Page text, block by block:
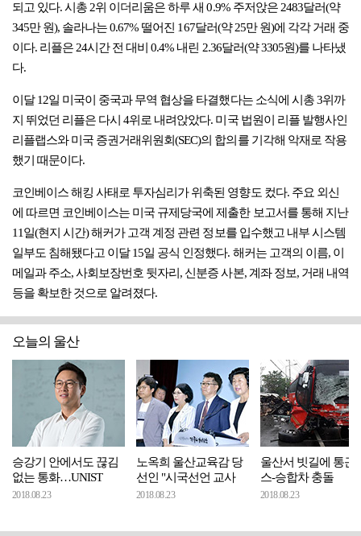
되고 있다. 시총 2위 이더리움은 하루 새 0.9% 주저앉은 2483달러(약
345만 원), 솔라나는 0.67% 떨어진 167달러(약 25만 원)에 각각 거래 중
이다. 리플은 24시간 전 대비 0.4% 내린 2.36달러(약 3305원)를 나타냈
다.
이달 12일 미국이 중국과 무역 협상을 타결했다는 소식에 시총 3위까
지 뛰었던 리플은 다시 4위로 내려앉았다. 미국 법원이 리플 발행사인
리플랩스와 미국 증권거래위원회(SEC)의 합의를 기각해 악재로 작용
했기 때문이다.
코인베이스 해킹 사태로 투자심리가 위축된 영향도 컸다. 주요 외신
에 따르면 코인베이스는 미국 규제당국에 제출한 보고서를 통해 지난
11일(현지 시간) 해커가 고객 계정 관련 정보를 입수했고 내부 시스템
일부도 침해됐다고 이달 15일 공식 인정했다. 해커는 고객의 이름, 이
메일과 주소, 사회보장번호 뒷자리, 신분증 사본, 계좌 정보, 거래 내역
등을 확보한 것으로 알려졌다.
오늘의 울산
승강기 안에서도 끊김
없는 통화…UNIST
2018.08.23
노옥희 울산교육감 당
선인 "시국선언 교사
2018.08.23
울산서 빗길에 통근
스-승합차 충돌
2018.08.23